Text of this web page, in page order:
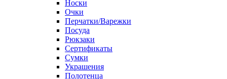
Носки
Очки
Перчатки/Варежки
Посуда
Рюкзаки
Сертификаты
Сумки
Украшения
Полотенца